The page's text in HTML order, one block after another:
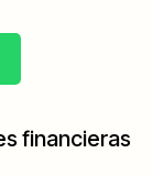
financieras